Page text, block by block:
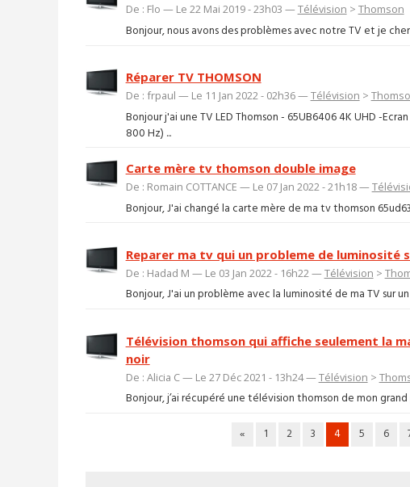
De : Flo — Le 22 Mai 2019 - 23h03 —Télévision > Thomson
Bonjour, nous avons des problèmes avec notre TV et je
Réparer TV THOMSON
De : frpaul — Le 11 Jan 2022 - 02h36 —Télévision >
Bonjour j'ai une TV LED Thomson - 65UB6406 4K UHD -
800 Hz) ...
Carte mère tv thomson double image
De : Romain COTTANCE — Le 07 Jan 2022 - 21h18 —
Bonjour, J'ai changé la carte mère de ma tv thomson
Reparer ma tv qui un probleme de luminosité
De : Hadad M — Le 03 Jan 2022 - 16h22 —Télévision >
Bonjour, J'ai un problème avec la luminosité de ma TV sur
Télévision thomson qui affiche seulement la
noir
De : Alicia C — Le 27 Déc 2021 - 13h24 —Télévision >
Bonjour, j’ai récupéré une télévision thomson de mon
« 1 2 3 4 5 6